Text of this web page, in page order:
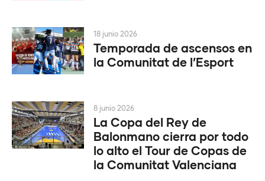
Temporada de ascensos en
la Comunitat de l’Esport
18 junio 2026
La Copa del Rey de
Balonmano cierra por todo
lo alto el Tour de Copas de
la Comunitat Valenciana
8 junio 2026